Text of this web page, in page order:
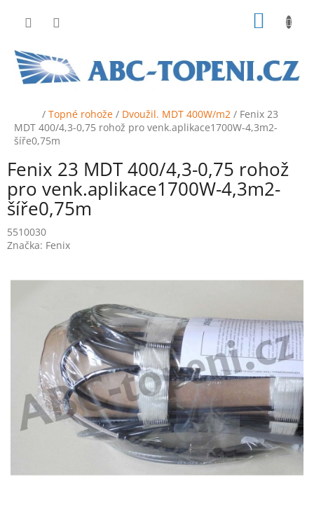
Domů
/ Topné rohože / Dvoužil. MDT 400W/m2 / Fenix 23
MDT 400/4,3-0,75 rohož pro venk.aplikace1700W-4,3m2-
šíře0,75m
Fenix 23 MDT 400/4,3-0,75 rohož
pro venk.aplikace1700W-4,3m2-
šíře0,75m
5510030
Značka: Fenix